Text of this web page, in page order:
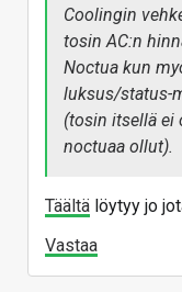
Coolingin
tosin AC:n
Noctua kun
luksus/status-
(tosin itsellä ei
noctuaa ollut).
Täältä löytyy jo
Vastaa